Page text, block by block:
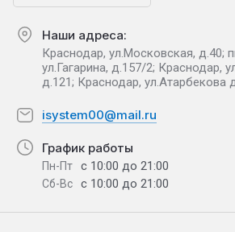
Наши адреса:
Краснодар, ул.Московская, д.40;
ул.Гагарина, д.157/2; Краснодар,
д.121; Краснодар, ул.Атарбекова
isystem00@mail.ru
График работы
Пн-Пт с 10:00 до 21:00
Сб-Вс с 10:00 до 21:00